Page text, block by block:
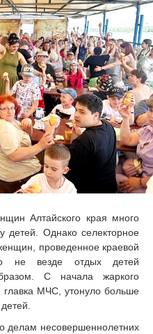
Алтайского края много
детей. Однако селекторное
проведенное краевой
не везде отдых детей
С начала жаркого
главка МЧС, утонуло больше
делам несовершеннолетних